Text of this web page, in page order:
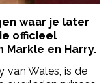
waar je later
officieel
Markle en Harry.
van Wales, is de